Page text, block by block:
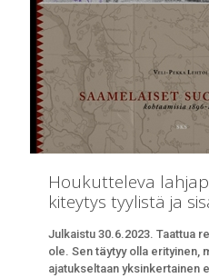
Houkutteleva
kiteytys tyylistä ja
Julkaistu 30.6.2023. Taattua
ole. Sen täytyy olla erityinen,
ajatukseltaan yksinkertainen